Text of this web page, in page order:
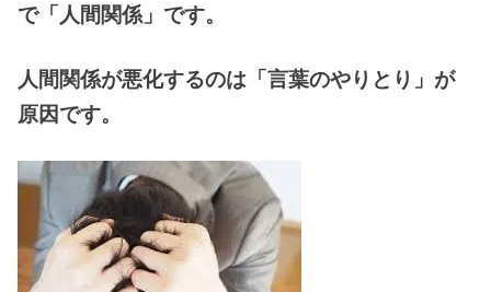
で「人間関係」です。
人間関係が悪化するのは「言葉のやりとり」が
原因です。